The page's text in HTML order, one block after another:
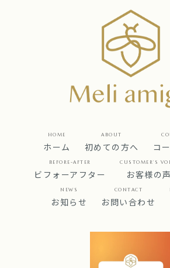
HOME
ホーム
ABOUT
初めての方へ コ
BEFORE-AFTER
ビフォーアフター
CUSTOMER’S
お客様の声
NEWS
お知らせ
CONTACT
お問い合わせ